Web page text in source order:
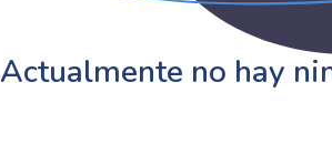
Actualmente no hay